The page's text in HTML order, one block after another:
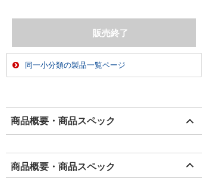
同一小分類の製品一覧ページ
商品概要・商品スペック
商品概要・商品スペック